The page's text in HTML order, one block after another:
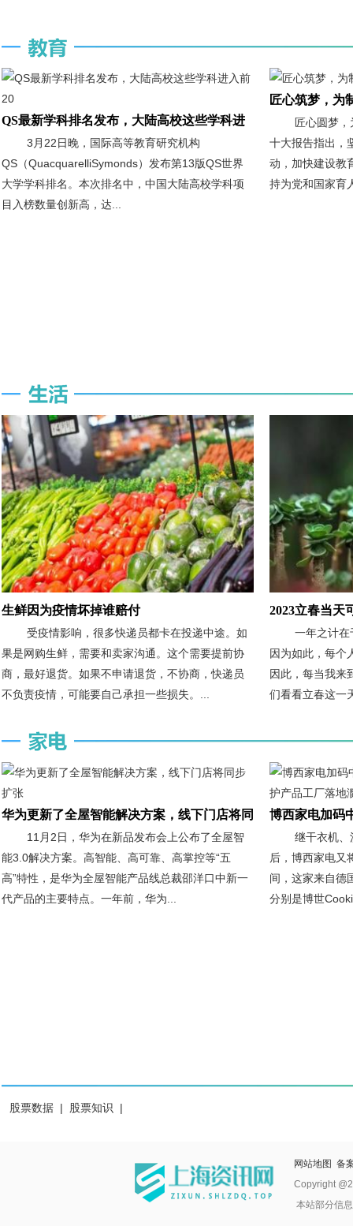
QS最新学科排名发布，大陆高校这些学科进
3月22日晚，国际高等教育研究机构
QS（QuacquarelliSymonds）发布第13版QS世界
大学学科排名。本次排名中，中国大陆高校学科项
目入榜数量创新高，达...
匠心筑梦，为
匠心圆梦
十大报告指出，
动，加快建设教
持为党和国家育
生鲜因为疫情坏掉谁赔付
受疫情影响，很多快递员都卡在投递中途。如
果是网购生鲜，需要和卖家沟通。这个需要提前协
商，最好退货。如果不申请退货，不协商，快递员
不负责疫情，可能要自己承担一些损失。...
2023立春当天
一年之计在
因为如此，每个
因此，每当我来
们看看立春这一
华为更新了全屋智能解决方案，线下门店将同
11月2日，华为在新品发布会上公布了全屋智
能3.0解决方案。高智能、高可靠、高掌控等“五
高”特性，是华为全屋智能产品线总裁邵洋口中新一
代产品的主要特点。一年前，华为...
博西家电加码
继干衣机、
后，博西家电又
间，这家来自德
分别是博世
股票数据 | 股票知识 |
网站地图 备
Copyright
本站部分信